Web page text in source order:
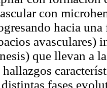
con
hacia
avasculares)
que llevan a
fases